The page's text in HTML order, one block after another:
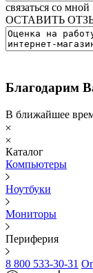
связаться со мной
ОСТАВИТЬ
Благодарим
В ближайшее
Каталог
Компьютеры
Ноутбуки
Мониторы
Периферия
8 800 533-30-31